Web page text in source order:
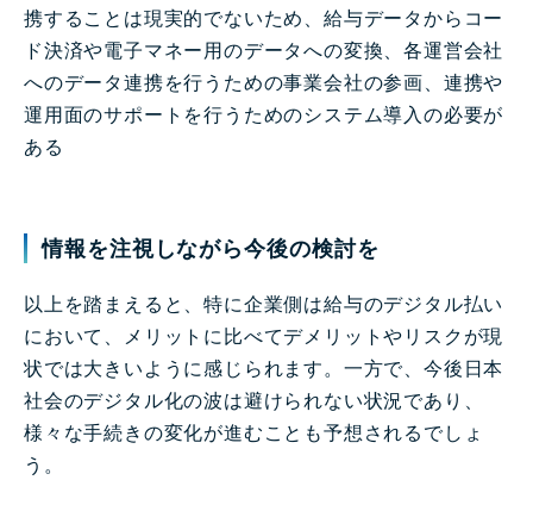
携することは現実的でないため、給与データからコー
ド決済や電子マネー用のデータへの変換、各運営会社
へのデータ連携を行うための事業会社の参画、連携や
運用面のサポートを行うためのシステム導入の必要が
ある
情報を注視しながら今後の検討を
以上を踏まえると、特に企業側は給与のデジタル払い
において、メリットに比べてデメリットやリスクが現
状では大きいように感じられます。一方で、今後日本
社会のデジタル化の波は避けられない状況であり、
様々な手続きの変化が進むことも予想されるでしょ
う。